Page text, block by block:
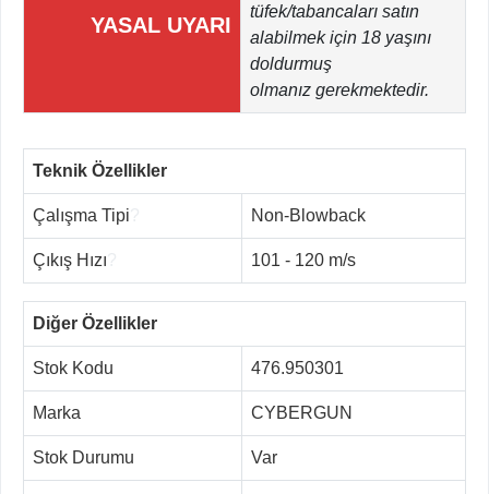
YASAL UYARI
tüfek/tabancaları satın
alabilmek için 18 yaşını
doldurmuş
olmanız gerekmektedir.
Teknik Özellikler
Çalışma Tipi Non-Blowback
Çıkış Hızı 101 - 120 m/s
Diğer Özellikler
Stok Kodu 476.950301
Marka CYBERGUN
Stok Durumu Var